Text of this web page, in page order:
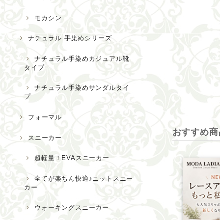
モカシン
ナチュラル 手染めシリーズ
ナチュラル手染めカジュアル靴
タイプ
ナチュラル手染めサンダルタイ
プ
フォーマル
スニーカー
超軽量！EVAスニーカー
全てが楽ちん快適♪ニットスニー
カー
ウォーキングスニーカー
おすすめ